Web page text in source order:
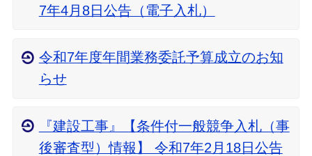
7年4月8日公告（電子入札）
令和7年度年間業務委託予算成立のお知
らせ
『建設工事』【条件付一般競争入札（事
後審査型）情報】 令和7年2月18日公告